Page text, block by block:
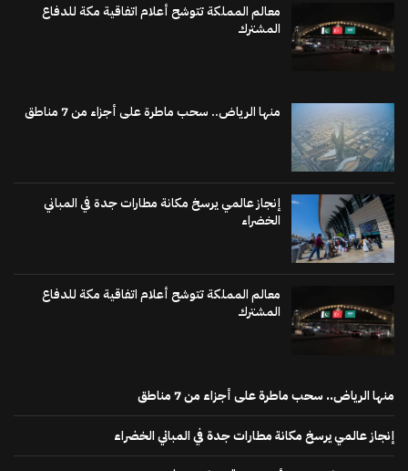
معالم المملكة تتوشح أعلام اتفاقية مكة للدفاع
المشترك
منها الرياض.. سحب ماطرة على أجزاء من 7 مناطق
إنجاز عالمي يرسخ مكانة مطارات جدة في المباني
الخضراء
معالم المملكة تتوشح أعلام اتفاقية مكة للدفاع
المشترك
منها الرياض.. سحب ماطرة على أجزاء من 7 مناطق
إنجاز عالمي يرسخ مكانة مطارات جدة في المباني الخضراء